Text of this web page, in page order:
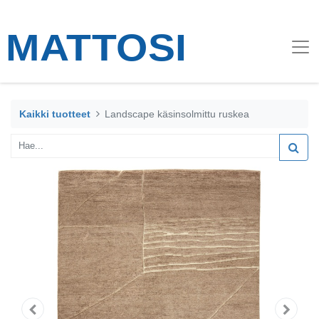
Kaikki tuotteet Landscape käsinsolmittu ruskea